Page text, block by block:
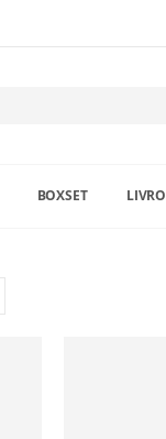
BOXSET